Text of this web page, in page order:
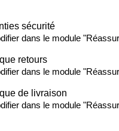
sécurité
dans le module
retours
dans le module
de livraison
dans le module